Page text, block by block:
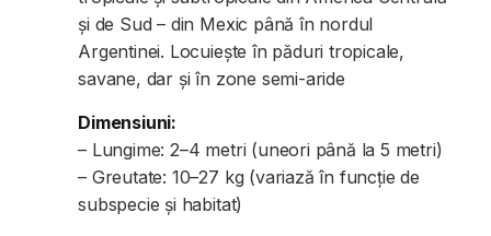
și de Sud – din Mexic până în nordul
Argentinei. Locuiește în păduri tropicale,
savane, dar și în zone semi-aride
Dimensiuni:
– Lungime: 2–4 metri (uneori până la 5 metri)
– Greutate: 10–27 kg (variază în funcție de
subspecie și habitat)